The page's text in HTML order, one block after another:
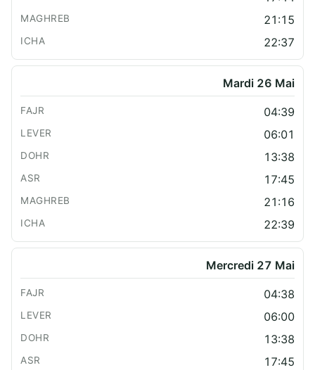
21:15
22:37
Mardi 26 Mai
04:39
06:01
13:38
17:45
21:16
22:39
Mercredi 27 Mai
04:38
06:00
13:38
17:45